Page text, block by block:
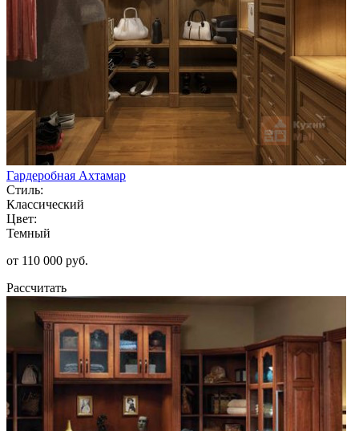
Гардеробная Ахтамар
Стиль:
Классический
Цвет:
Темный
от 110 000 руб.
Рассчитать